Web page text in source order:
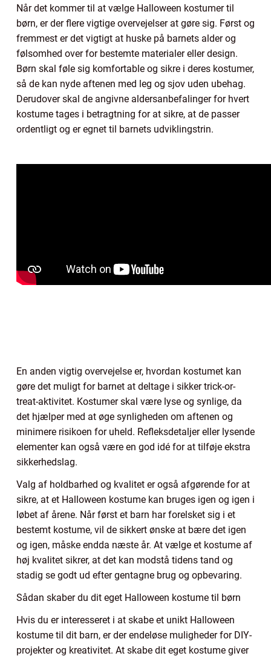
Når det kommer til at vælge Halloween kostumer til
børn, er der flere vigtige overvejelser at gøre sig. Først og
fremmest er det vigtigt at huske på barnets alder og
følsomhed over for bestemte materialer eller design.
Børn skal føle sig komfortable og sikre i deres kostumer,
så de kan nyde aftenen med leg og sjov uden ubehag.
Derudover skal de angivne aldersanbefalinger for hvert
kostume tages i betragtning for at sikre, at de passer
ordentligt og er egnet til barnets udviklingstrin.
En anden vigtig overvejelse er, hvordan kostumet kan
gøre det muligt for barnet at deltage i sikker trick-or-
treat-aktivitet. Kostumer skal være lyse og synlige, da
det hjælper med at øge synligheden om aftenen og
minimere risikoen for uheld. Refleksdetaljer eller lysende
elementer kan også være en god idé for at tilføje ekstra
sikkerhedslag.
Valg af holdbarhed og kvalitet er også afgørende for at
sikre, at et Halloween kostume kan bruges igen og igen i
løbet af årene. Når først et barn har forelsket sig i et
bestemt kostume, vil de sikkert ønske at bære det igen
og igen, måske endda næste år. At vælge et kostume af
høj kvalitet sikrer, at det kan modstå tidens tand og
stadig se godt ud efter gentagne brug og opbevaring.
Sådan skaber du dit eget Halloween kostume til børn
Hvis du er interesseret i at skabe et unikt Halloween
kostume til dit barn, er der endeløse muligheder for DIY-
projekter og kreativitet. At skabe dit eget kostume giver